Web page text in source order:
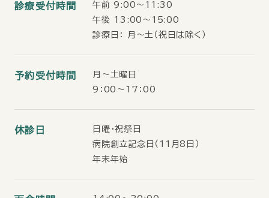
診療受付時間
午前 9:00〜11:30
午後 13:00〜15:00
診療日： 月〜土（祝日は除く）
予約受付時間
月～土曜日
9：00～17：00
休診日
日曜・祝祭日
病院創立記念日（11月8日）
年末年始